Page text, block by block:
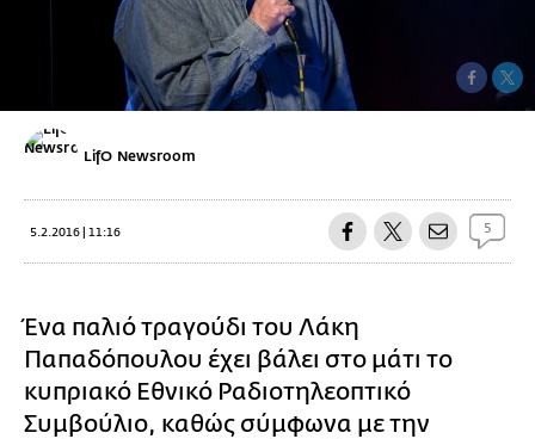
LifO Newsroom
5.2.2016 | 11:16 5
Ένα παλιό τραγούδι του Λάκη
Παπαδόπουλου έχει βάλει στο μάτι το
κυπριακό Εθνικό Ραδιοτηλεοπτικό
Συμβούλιο, καθώς σύμφωνα με την